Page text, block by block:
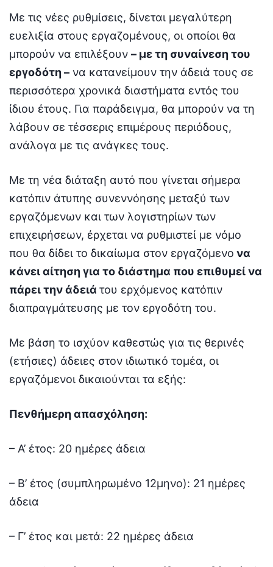
Με τις νέες ρυθμίσεις, δίνεται μεγαλύτερη
ευελιξία στους εργαζομένους, οι οποίοι θα
μπορούν να επιλέξουν – με τη συναίνεση του
εργοδότη – να κατανείμουν την άδειά τους σε
περισσότερα χρονικά διαστήματα εντός του
ίδιου έτους. Για παράδειγμα, θα μπορούν να τη
λάβουν σε τέσσερις επιμέρους περιόδους,
ανάλογα με τις ανάγκες τους.
Με τη νέα διάταξη αυτό που γίνεται σήμερα
κατόπιν άτυπης συνεννόησης μεταξύ των
εργαζόμενων και των λογιστηρίων των
επιχειρήσεων, έρχεται να ρυθμιστεί με νόμο
που θα δίδει το δικαίωμα στον εργαζόμενο να
κάνει αίτηση για το διάστημα που επιθυμεί να
πάρει την άδειά του ερχόμενος κατόπιν
διαπραγμάτευσης με τον εργοδότη του.
Με βάση το ισχύον καθεστώς για τις θερινές
(ετήσιες) άδειες στον ιδιωτικό τομέα, οι
εργαζόμενοι δικαιούνται τα εξής:
Πενθήμερη απασχόληση:
– Α’ έτος: 20 ημέρες άδεια
– Β’ έτος (συμπληρωμένο 12μηνο): 21 ημέρες
άδεια
– Γ’ έτος και μετά: 22 ημέρες άδεια